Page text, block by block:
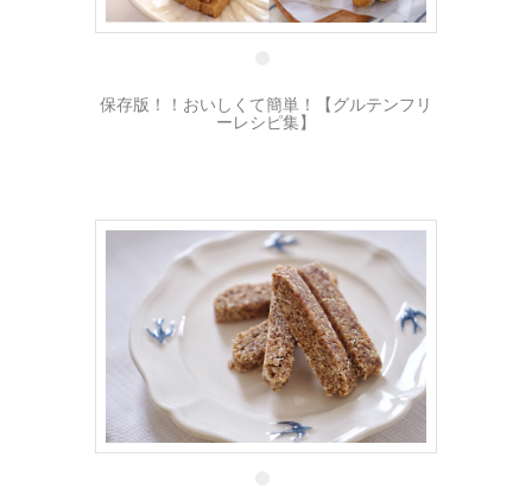
2 5月
保存版！！おいしくて簡単！【グルテンフリ
ーレシピ集】
17 3月